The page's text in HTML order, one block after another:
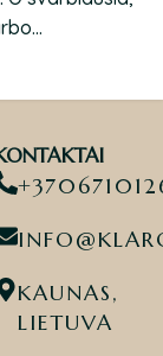
KAUNAS,
LIETUVA